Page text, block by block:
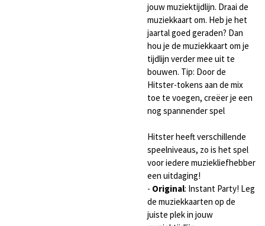
jouw muziektijdlijn. Draai de
muziekkaart om. Heb je het
jaartal goed geraden? Dan
hou je de muziekkaart om je
tijdlijn verder mee uit te
bouwen. Tip: Door de
Hitster-tokens aan de mix
toe te voegen, creëer je een
nog spannender spel
Hitster heeft verschillende
speelniveaus, zo is het spel
voor iedere muziekliefhebber
een uitdaging!
- Original: Instant Party! Leg
de muziekkaarten op de
juiste plek in jouw